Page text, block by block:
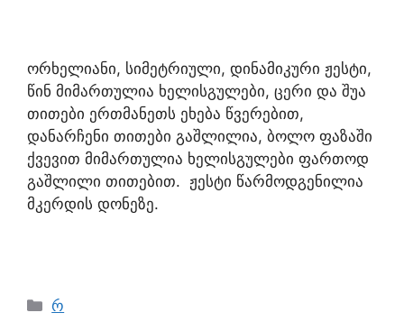
ორხელიანი, სიმეტრიული, დინამიკური ჟესტი,
წინ მიმართულია ხელისგულები, ცერი და შუა
თითები ერთმანეთს ეხება წვერებით,
დანარჩენი თითები გაშლილია, ბოლო ფაზაში
ქვევით მიმართულია ხელისგულები ფართოდ
გაშლილი თითებით. ჟესტი წარმოდგენილია
მკერდის დონეზე.
რ